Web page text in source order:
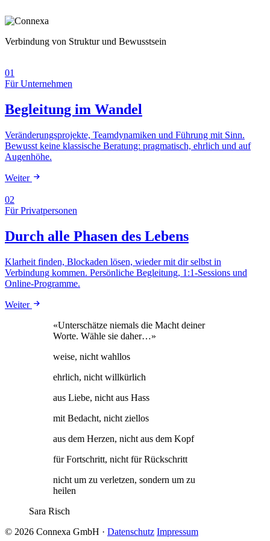
Verbindung von Struktur und Bewusstsein
01
Für Unternehmen
Begleitung im Wandel
Veränderungsprojekte, Teamdynamiken und Führung mit Sinn.
Bewusst keine klassische Beratung: pragmatisch, ehrlich und auf
Augenhöhe.
Weiter
02
Für Privatpersonen
Durch alle Phasen des Lebens
Klarheit finden, Blockaden lösen, wieder mit dir selbst in
Verbindung kommen. Persönliche Begleitung, 1:1-Sessions und
Online-Programme.
Weiter
«Unterschätze niemals die Macht deiner
Worte. Wähle sie daher…»
weise, nicht wahllos
ehrlich, nicht willkürlich
aus Liebe, nicht aus Hass
mit Bedacht, nicht ziellos
aus dem Herzen, nicht aus dem Kopf
für Fortschritt, nicht für Rückschritt
nicht um zu verletzen, sondern um zu
heilen
Sara Risch
© 2026 Connexa GmbH · Datenschutz Impressum